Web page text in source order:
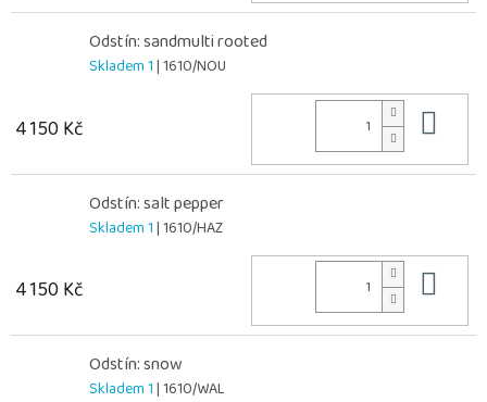
Odstín: sandmulti rooted
Skladem 1| 1610/NOU
4 150 Kč
Odstín: salt pepper
Skladem 1| 1610/HAZ
4 150 Kč
Odstín: snow
Skladem 1| 1610/WAL